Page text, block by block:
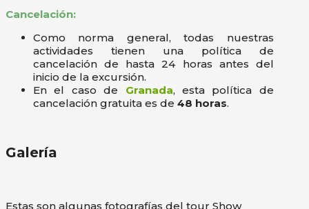
Cancelación:
Como norma general, todas nuestras
actividades tienen una política de
cancelación de hasta 24 horas antes del
inicio de la excursión.
En el caso de Granada, esta política de
cancelación gratuita es de 48 horas.
Galería
Estas son algunas fotografías del tour Show